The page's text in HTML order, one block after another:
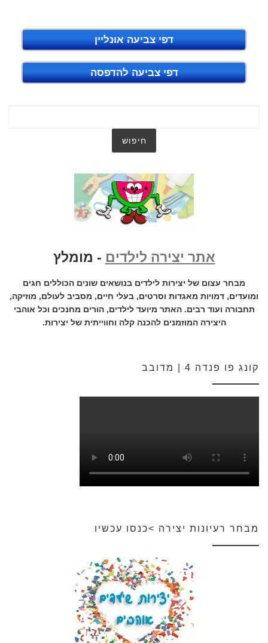
דפי צביעה אונליין
דפי צביעה להדפסה
אתר יצירה לילדים - מומלץ
מבחר עצום של יצירות לילדים בנושאים שונים הכוללים חגים
ומועדים, דמויות מאגדות וסרטים, בעלי חיים, מסביב לעולם, מוזיקה,
תחבורה ועוד רבים. האתר מיועד לילדים, הורים מחנכים וכל אוהבי
היצירה המוזמנים להכנה קלה וחווייתית של יצירות.
קונג פו פנדה 4 | מדובב
מבחר רעיונות יצירה >כנסו עכשיו